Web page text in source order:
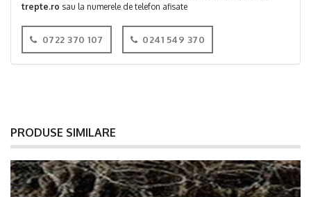
trepte.ro sau la numerele de telefon afisate
0722 370 107 0241 549 370
PRODUSE SIMILARE